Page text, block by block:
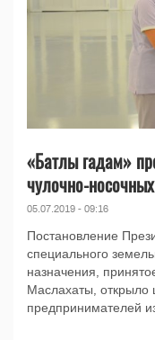
«Батлы гадам»
чулочно-
05.07.2019 - 09:16
Постановление
специального
назначения,
Маслахаты, открыло
предпринимателей